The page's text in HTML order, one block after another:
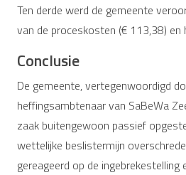
Ten derde werd de gemeente
van de proceskosten (€ 113,38) en
Conclusie
De gemeente, vertegenwoordigd
heffingsambtenaar van SaBeWa
zaak buitengewoon passief
wettelijke beslistermijn
gereageerd op de